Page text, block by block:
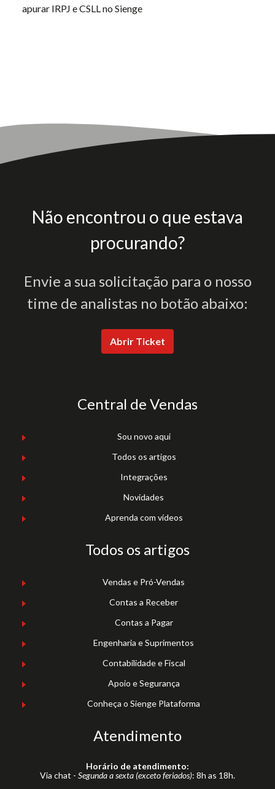
apurar IRPJ e CSLL no Sienge
Não encontrou o que estava
procurando?
Envie a sua solicitação para o nosso
time de analistas no botão abaixo:
Abrir Ticket
Central de Vendas
Sou novo aqui
Todos os artigos
Integrações
Novidades
Aprenda com vídeos
Todos os artigos
Vendas e Pró-Vendas
Contas a Receber
Contas a Pagar
Engenharia e Suprimentos
Contabilidade e Fiscal
Apoio e Segurança
Conheça o Sienge Plataforma
Atendimento
Horário de atendimento:
Via chat - Segunda a sexta (exceto feriados): 8h as 18h.